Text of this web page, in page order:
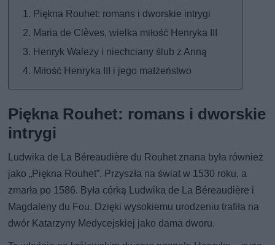
Piękna Rouhet: romans i dworskie intrygi
Maria de Clèves, wielka miłość Henryka III
Henryk Walezy i niechciany ślub z Anną
Miłość Henryka III i jego małżeństwo
Piękna Rouhet: romans i dworskie
intrygi
Ludwika de La Béreaudière du Rouhet znana była również
jako „Piękna Rouhet”. Przyszła na świat w 1530 roku, a
zmarła po 1586. Była córką Ludwika de La Béreaudière i
Magdaleny du Fou. Dzięki wysokiemu urodzeniu trafiła na
dwór Katarzyny Medycejskiej jako dama dworu.